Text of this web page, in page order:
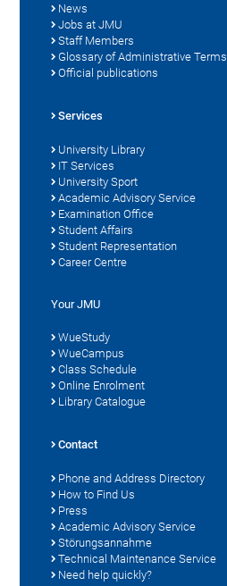
News
Jobs at JMU
Staff Members
Glossary of Administrative Terms
Official publications
Services
University Library
IT Services
University Sport
Academic Advisory Service
Examination Office
Student Affairs
Student Representation
Career Centre
Your JMU
WueStudy
WueCampus
Class Schedule
Online Enrolment
Library Catalogue
Contact
Phone and Address Directory
How to Find Us
Press
Academic Advisory Service
Störungsannahme
Technical Maintenance Service
Need help quickly?